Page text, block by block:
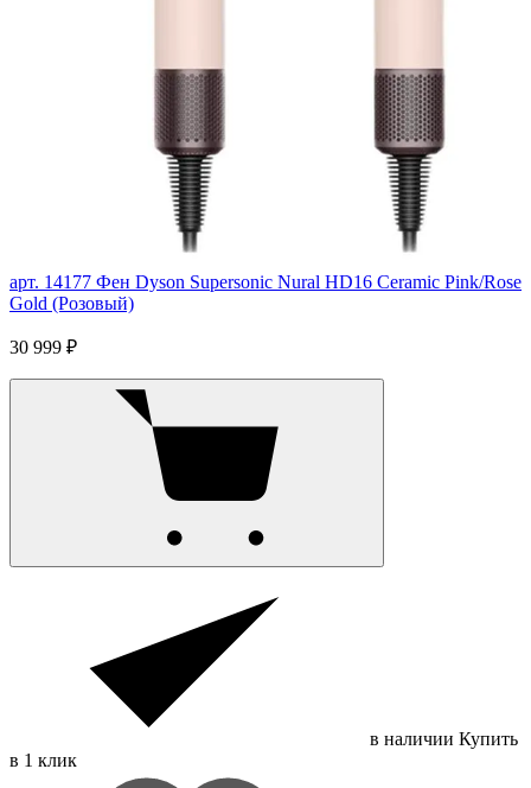
арт. 14177 Фен Dyson Supersonic Nural HD16 Ceramic Pink/Rose
Gold (Розовый)
30 999 ₽
в наличии Купить
в 1 клик